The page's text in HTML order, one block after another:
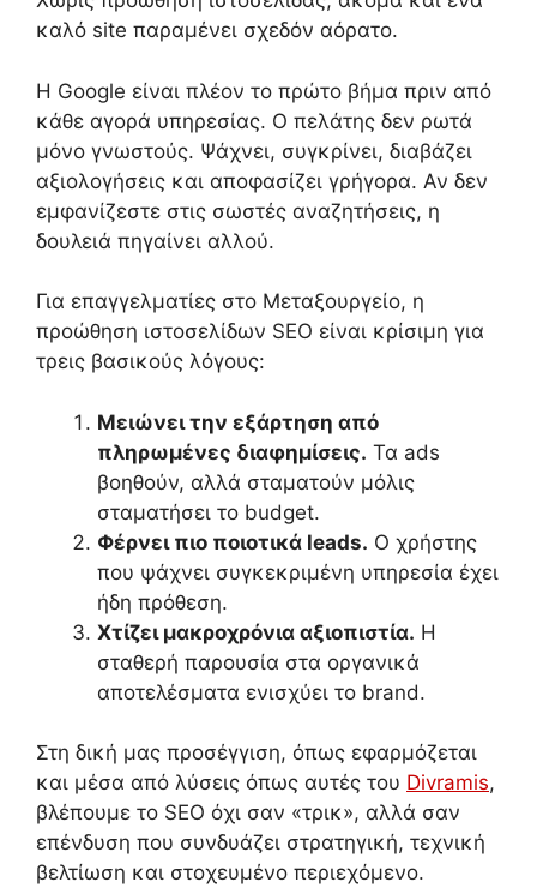
καλό site παραμένει σχεδόν αόρατο.
Η Google είναι πλέον το πρώτο βήμα πριν από
κάθε αγορά υπηρεσίας. Ο πελάτης δεν ρωτά
μόνο γνωστούς. Ψάχνει, συγκρίνει, διαβάζει
αξιολογήσεις και αποφασίζει γρήγορα. Αν δεν
εμφανίζεστε στις σωστές αναζητήσεις, η
δουλειά πηγαίνει αλλού.
Για επαγγελματίες στο Μεταξουργείο, η
προώθηση ιστοσελίδων SEO είναι κρίσιμη για
τρεις βασικούς λόγους:
Μειώνει την εξάρτηση από
πληρωμένες διαφημίσεις. Τα ads
βοηθούν, αλλά σταματούν μόλις
σταματήσει το budget.
Φέρνει πιο ποιοτικά leads. Ο χρήστης
που ψάχνει συγκεκριμένη υπηρεσία έχει
ήδη πρόθεση.
Χτίζει μακροχρόνια αξιοπιστία. Η
σταθερή παρουσία στα οργανικά
αποτελέσματα ενισχύει το brand.
Στη δική μας προσέγγιση, όπως εφαρμόζεται
και μέσα από λύσεις όπως αυτές του Divramis,
βλέπουμε το SEO όχι σαν «τρικ», αλλά σαν
επένδυση που συνδυάζει στρατηγική, τεχνική
βελτίωση και στοχευμένο περιεχόμενο.